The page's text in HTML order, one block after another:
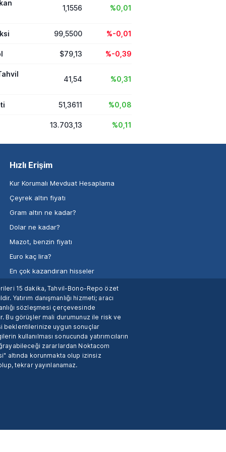
1,1556 %0,01
99,5500 %-0,01
$79,13 %-0,39
41,54 %0,31
51,3611 %0,08
13.703,13 %0,11
Hızlı Erişim
Kur Korumalı Mevduat Hesaplama
Çeyrek altın fiyatı
Gram altın ne kadar?
Dolar ne kadar?
Mazot, benzin fiyatı
Euro kaç lira?
En çok kazandıran hisseler
15 dakika, Tahvil-Bono-Repo özet
Yatırım danışmanlığı hizmeti; aracı
sözleşmesi çerçevesinde
Bu görüşler mali durumunuz ile risk ve
beklentilerinize uygun sonuçlar
kullanılması sonucunda yatırımcıların
zararlardan Noktacom
altında korunmakta olup izinsiz
tekrar yayınlanamaz.